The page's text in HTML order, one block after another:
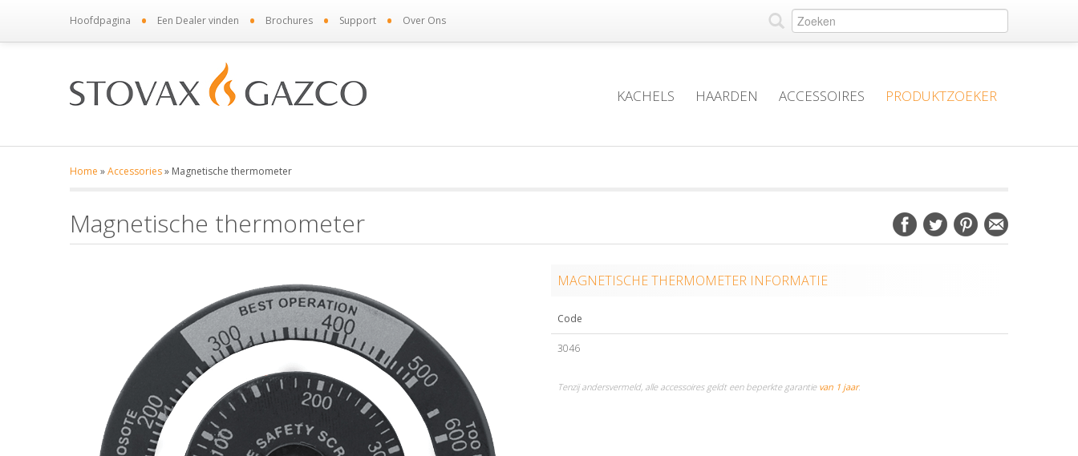
Hoofdpagina • Een Dealer vinden • Brochures • Support • Over Ons
KACHELS HAARDEN ACCESSOIRES PRODUKTZOEKER
Home »Accessories» Magnetische thermometer
Magnetische thermometer
MAGNETISCHE THERMOMETER INFORMATIE
Code
3046
Tenzij andersvermeld, alle accessoires geldt een beperkte garantie van 1 jaar.